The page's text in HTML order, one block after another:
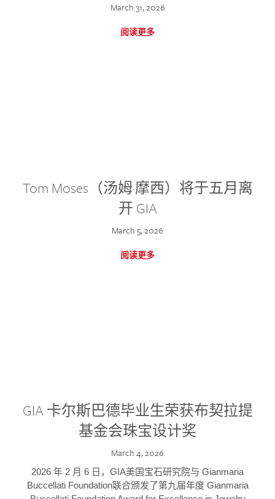
March 31, 2026
阅读更多
Tom Moses（汤姆·摩西）将于五月离
开 GIA
March 5, 2026
阅读更多
GIA 卡尔斯巴德毕业生荣获布契拉提
基金会珠宝设计奖
March 4, 2026
2026 年 2 月 6 日，GIA美国宝石研究院与 Gianmaria
Buccellati Foundation联合颁发了第九届年度 Gianmaria